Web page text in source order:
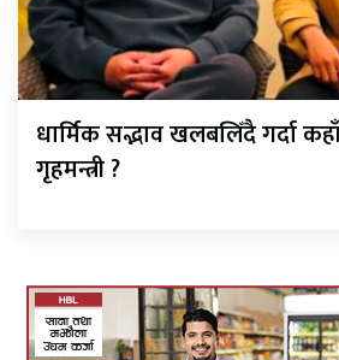
धार्मिक सद्भाव खलबलिँदै गर्दा
गृहमन्त्री ?